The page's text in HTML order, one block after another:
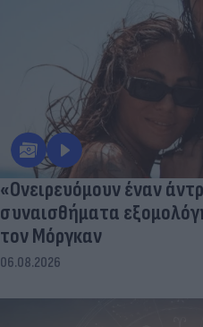
«Ονειρευόμουν έναν
συναισθήματα
τον Μόργκαν
06.08.2026